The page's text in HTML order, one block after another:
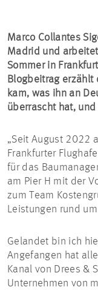
Marco Collantes
Madrid und
Sommer in
Blogbeitrag erzählt
kam, was ihn an
überrascht hat,
„Seit August 2022
Frankfurter
für das
am Pier H mit der
zum Team
Leistungen rund
Gelandet bin ich
Angefangen hat
Kanal von Drees &
Unternehmen von